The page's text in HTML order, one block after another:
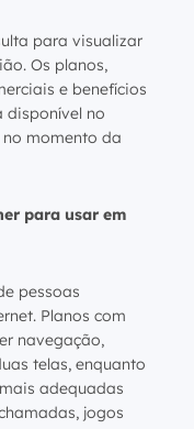
para visualizar
Os planos,
e benefícios
disponível no
momento da
para usar em
pessoas
Planos com
navegação,
telas, enquanto
adequadas
jogos